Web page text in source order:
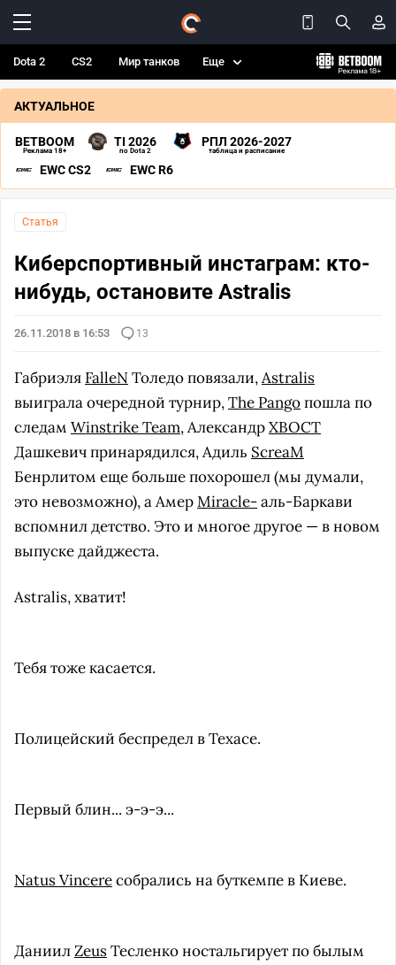
Dota 2 CS2 Мир танков Еще
АКТУАЛЬНОЕ
BETBOOM
Реклама 18+
TI 2026
по Dota 2
РПЛ 2026-2027
таблица и расписание
EWC CS2 EWC R6
Статья
Киберспортивный инстаграм: кто-
нибудь, остановите Astralis
26.11.2018 в 16:53 13
Габриэля FalleNТоледо повязали,Astralis
выиграла очередной турнир,The Pangoпошла по
следам Winstrike Team, АлександрXBOCT
Дашкевич принарядился, Адиль ScreaM
Бенрлитом еще больше похорошел (мы думали,
это невозможно), а АмерMiracle-аль-Баркави
вспомнил детство. Это и многое другое — в новом
выпуске дайджеста.
Astralis, хватит!
Тебя тоже касается.
Полицейский беспредел в Техасе.
Первый блин... э-э-э...
Natus Vincereсобрались на буткемпе в Киеве.
ДаниилZeusТесленко ностальгирует по былым